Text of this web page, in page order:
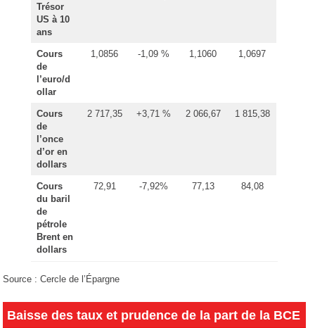
Trésor
US à 10
ans
Cours
de
l’euro/d
ollar
1,0856 -1,09 % 1,1060 1,0697
Cours
de
l’once
d’or en
dollars
2 717,35 +3,71 % 2 066,67 1 815,38
Cours
du baril
de
pétrole
Brent en
dollars
72,91 -7,92% 77,13 84,08
Source : Cercle de l’Épargne
Baisse des taux et prudence de la part de la BCE